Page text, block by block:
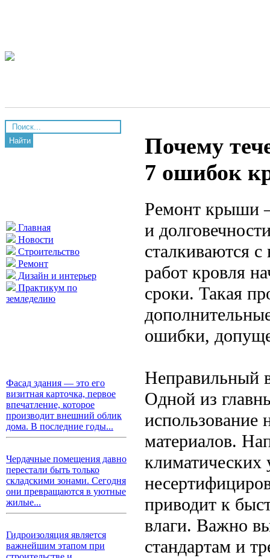
Найти
Главная
Новости
Строительство
Ремонт
Дизайн и интерьер
Практикум по
земледелию
Фасад здания — это его
визитная карточка, первое
впечатление, которое
производит внешний облик
дома. В последние годы...
Чердачные помещения давно
перестали быть только
складскими зонами. Сегодня
они превращаются в уютные
жилые...
Гидроизоляция является
важнейшим этапом при
Почему
7 ошибок
Ремонт крыши
и
сталкиваются
работ кровля
сроки. Такая
ошибки,
Неправильный
Одной из
использование
материалов.
климатических
приводит к
влаги. Важно
стандартам и